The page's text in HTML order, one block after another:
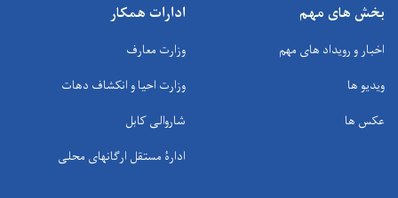
بخش های مهم
اخبار و رویداد های مهم
ویدیو ها
عکس ها
ادارات همکار
وزارت معارف
وزارت احیا و انکشاف دهات
شاروالی کابل
ادارۀ مستقل ارگانهای محلی